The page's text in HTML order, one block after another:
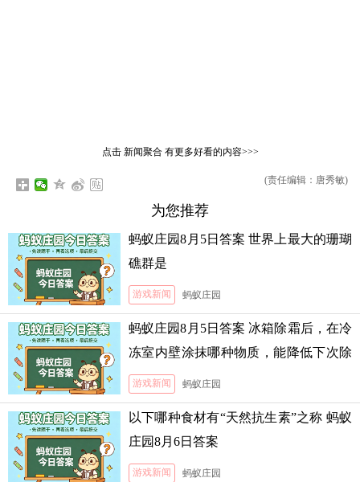
点击 新闻聚合有更多好看的内容>>>
(责任编辑：唐秀敏)
为您推荐
蚂蚁庄园8月5日答案 世界上最大的珊瑚
礁群是
游戏新闻 蚂蚁庄园
蚂蚁庄园8月5日答案 冰箱除霜后，在冷
冻室内壁涂抹哪种物质，能降低下次除
霜的难度
游戏新闻 蚂蚁庄园
以下哪种食材有“天然抗生素”之称 蚂蚁
庄园8月6日答案
游戏新闻 蚂蚁庄园